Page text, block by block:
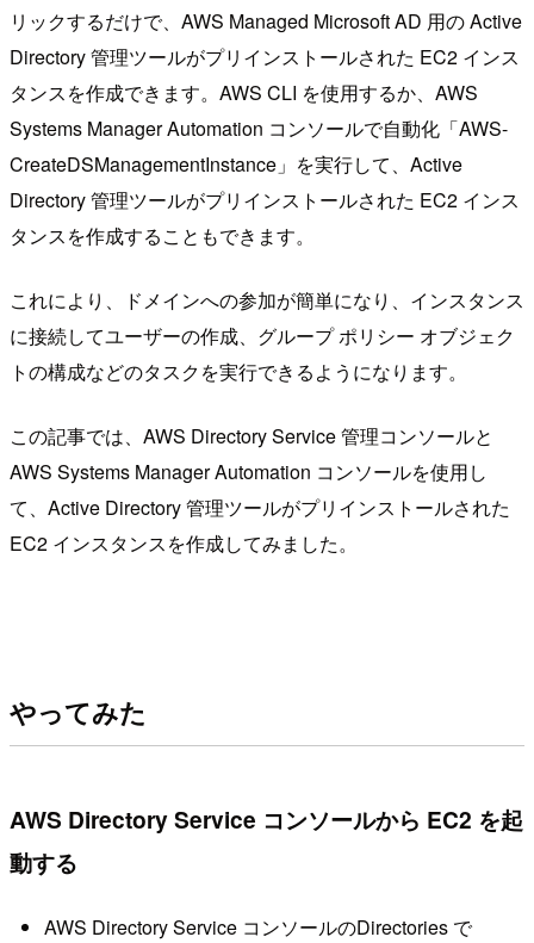
リックするだけで、AWS Managed Microsoft AD 用の Active
Directory 管理ツールがプリインストールされた EC2 インス
タンスを作成できます。AWS CLI を使用するか、AWS
Systems Manager Automation コンソールで自動化「AWS-
CreateDSManagementInstance」を実行して、Active
Directory 管理ツールがプリインストールされた EC2 インス
タンスを作成することもできます。
これにより、ドメインへの参加が簡単になり、インスタンス
に接続してユーザーの作成、グループ ポリシー オブジェク
トの構成などのタスクを実行できるようになります。
この記事では、AWS Directory Service 管理コンソールと
AWS Systems Manager Automation コンソールを使用し
て、Active Directory 管理ツールがプリインストールされた
EC2 インスタンスを作成してみました。
やってみた
AWS Directory Service コンソールから EC2 を起
動する
AWS Directory Service コンソールのDirectories で